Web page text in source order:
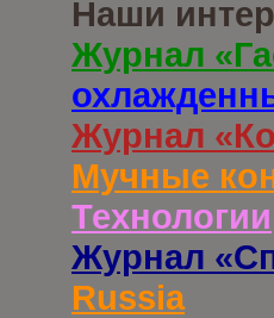
Наши
Журнал
Журнал
Мучные
Технологии
Журнал
Russia